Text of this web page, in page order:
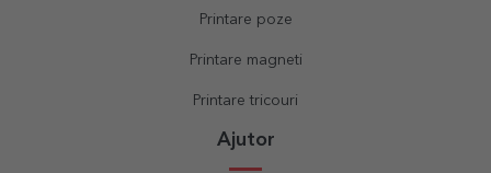
Printare poze
Printare magneti
Printare tricouri
Ajutor